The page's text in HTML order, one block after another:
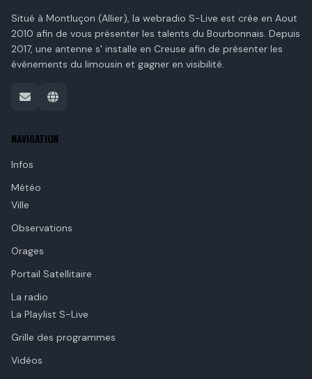
Situé à Montluçon (Allier), la webradio S-Live est crée en Aout
2010 afin de vous présenter les talents du Bourbonnais. Depuis
2017, une antenne s' installe en Creuse afin de présenter les
évènements du limousin et gagner en visibilité.
NAVIGATION
Infos
Météo
Ville
Observations
Orages
Portail Satellitaire
La radio
La Playlist S-Live
Grille des programmes
Vidéos